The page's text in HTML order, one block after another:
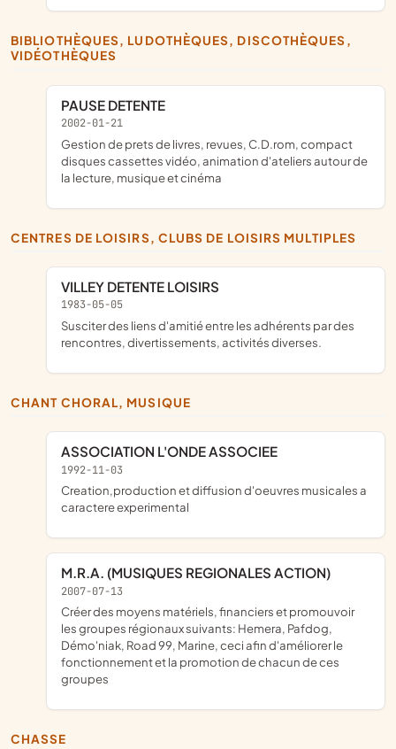
BIBLIOTHÈQUES, LUDOTHÈQUES, DISCOTHÈQUES,
VIDÉOTHÈQUES
PAUSE DETENTE
2002-01-21
gestion de prets de livres, revues, C.D.rom, compact
disques cassettes vidéo, animation d'ateliers autour de
la lecture, musique et cinéma
CENTRES DE LOISIRS, CLUBS DE LOISIRS MULTIPLES
VILLEY DETENTE LOISIRS
1983-05-05
susciter des liens d'amitié entre les adhérents par des
rencontres, divertissements, activités diverses.
CHANT CHORAL, MUSIQUE
ASSOCIATION L'ONDE ASSOCIEE
1992-11-03
creation,production et diffusion d'oeuvres musicales a
caractere experimental
M.R.A. (MUSIQUES REGIONALES ACTION)
2007-07-13
créer des moyens matériels, financiers et promouvoir
les groupes régionaux suivants: Hemera, Pafdog,
Démo'niak, Road 99, Marine, ceci afin d'améliorer le
fonctionnement et la promotion de chacun de ces
groupes
CHASSE